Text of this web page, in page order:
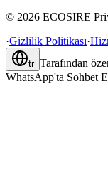
© 2026 ECOSIRE
·Gizlilik Politikası·
tr Tarafından
WhatsApp'ta Sohbet